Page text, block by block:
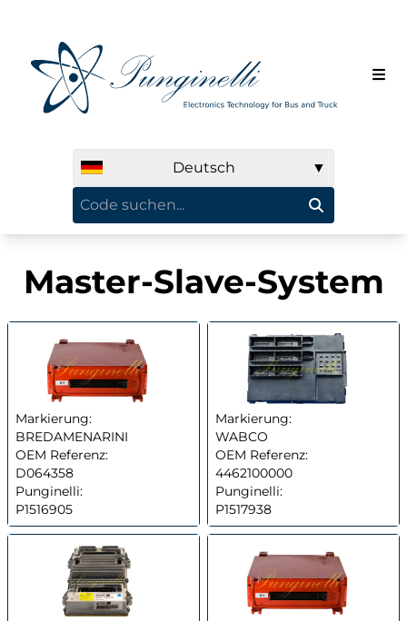
Deutsch ▼
Master-Slave-System
Markierung:
BREDAMENARINI
OEM Referenz:
D064358
Punginelli:
P1516905
Markierung:
WABCO
OEM Referenz:
4462100000
Punginelli:
P1517938